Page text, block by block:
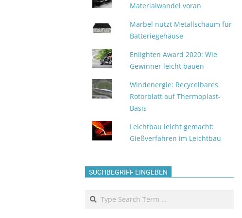
Materialwandel voran
Marbel nutzt Metallschaum für
Batteriegehäuse
Enlighten Award 2020: Wie
Gewinner leicht bauen
Windenergie: Recycelbares
Rotorblatt auf Thermoplast-
Basis
Leichtbau leicht gemacht:
Gießverfahren im Leichtbau
SUCHBEGRIFF EINGEBEN
Search